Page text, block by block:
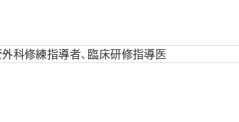
外科修練指導者、臨床研修指導医